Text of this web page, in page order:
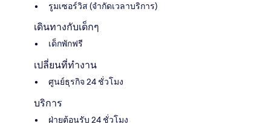
รูมเซอร์วิส (จำกัดเวลาบริการ)
เดินทางกับเด็กๆ
เด็กพักฟรี
เปลี่ยนที่ทำงาน
ศูนย์ธุรกิจ 24 ชั่วโมง
บริการ
ฝ่ายต้อนรับ 24 ชั่วโมง